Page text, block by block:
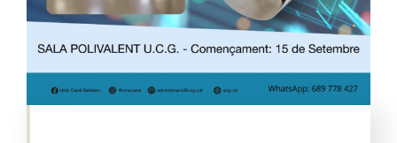
Serveis